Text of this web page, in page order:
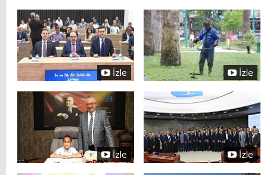
İzle İzle
İzle İzle